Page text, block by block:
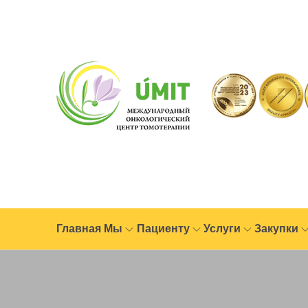
Главная Мы Пациенту Услуги Закупки